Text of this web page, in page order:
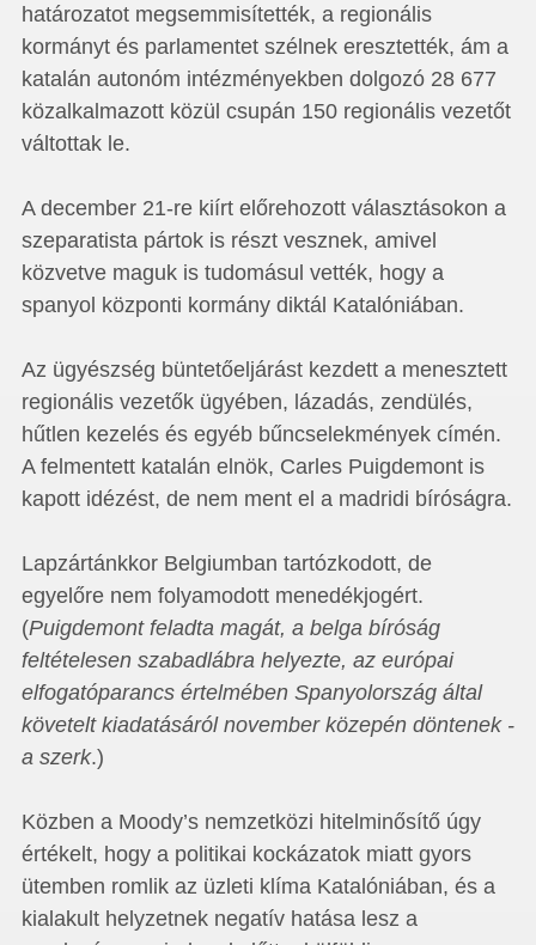
határozatot megsemmisítették, a regionális
kormányt és parlamentet szélnek eresztették, ám a
katalán autonóm intézményekben dolgozó 28 677
közalkalmazott közül csupán 150 regionális vezetőt
váltottak le.
A december 21-re kiírt előrehozott választásokon a
szeparatista pártok is részt vesznek, amivel
közvetve maguk is tudomásul vették, hogy a
spanyol központi kormány diktál Katalóniában.
Az ügyészség büntetőeljárást kezdett a menesztett
regionális vezetők ügyében, lázadás, zendülés,
hűtlen kezelés és egyéb bűncselekmények címén.
A felmentett katalán elnök, Carles Puigdemont is
kapott idézést, de nem ment el a madridi bíróságra.
Lapzártánkkor Belgiumban tartózkodott, de
egyelőre nem folyamodott menedékjogért.
(Puigdemont feladta magát, a belga bíróság
feltételesen szabadlábra helyezte, az európai
elfogatóparancs értelmében Spanyolország által
követelt kiadatásáról november közepén döntenek -
a szerk.)
Közben a Moody’s nemzetközi hitelminősítő úgy
értékelt, hogy a politikai kockázatok miatt gyors
ütemben romlik az üzleti klíma Katalóniában, és a
kialakult helyzetnek negatív hatása lesz a